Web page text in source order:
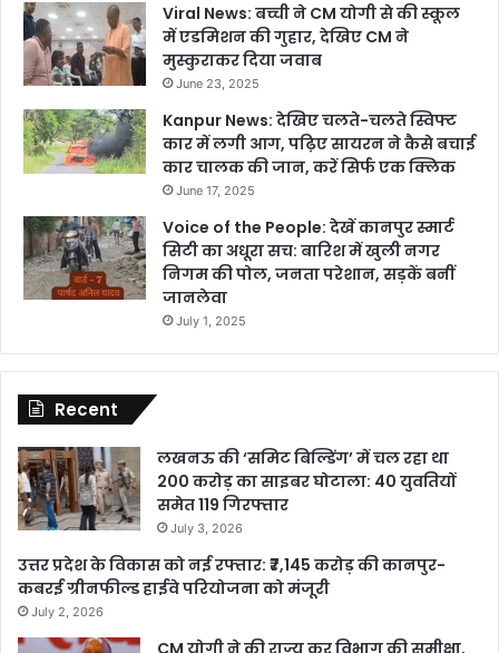
Viral News: बच्ची ने CM योगी से की स्कूल
में एडमिशन की गुहार, देखिए CM ने
मुस्कुराकर दिया जवाब
June 23, 2025
Kanpur News: देखिए चलते-चलते स्विफ्ट
कार में लगी आग, पढ़िए सायरन ने कैसे बचाई
कार चालक की जान, करें सिर्फ एक क्लिक
June 17, 2025
Voice of the People: देखें कानपुर स्मार्ट
सिटी का अधूरा सच: बारिश में खुली नगर
निगम की पोल, जनता परेशान, सड़कें बनीं
जानलेवा
July 1, 2025
Recent
लखनऊ की ‘समिट बिल्डिंग’ में चल रहा था
200 करोड़ का साइबर घोटाला: 40 युवतियों
समेत 119 गिरफ्तार
July 3, 2026
उत्तर प्रदेश के विकास को नई रफ्तार: ₹7,145 करोड़ की कानपुर-
कबरई ग्रीनफील्ड हाईवे परियोजना को मंजूरी
July 2, 2026
CM योगी ने की राज्य कर विभाग की समीक्षा,